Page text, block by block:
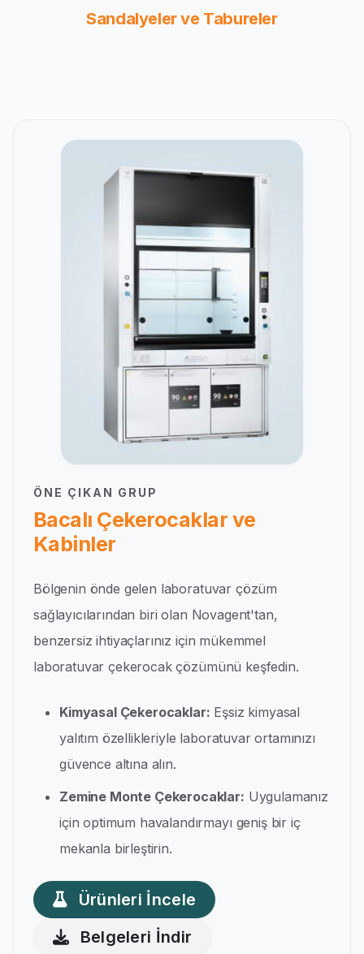
Sandalyeler ve Tabureler
ÖNE ÇIKAN GRUP
Bacalı Çekerocaklar ve
Kabinler
Bölgenin önde gelen laboratuvar çözüm
sağlayıcılarından biri olan Novagent'tan,
benzersiz ihtiyaçlarınız için mükemmel
laboratuvar çekerocak çözümünü keşfedin.
Kimyasal Çekerocaklar: Eşsiz kimyasal
yalıtım özellikleriyle laboratuvar ortamınızı
güvence altına alın.
Zemine Monte Çekerocaklar: Uygulamanız
için optimum havalandırmayı geniş bir iç
mekanla birleştirin.
Ürünleri İncele
Belgeleri İndir